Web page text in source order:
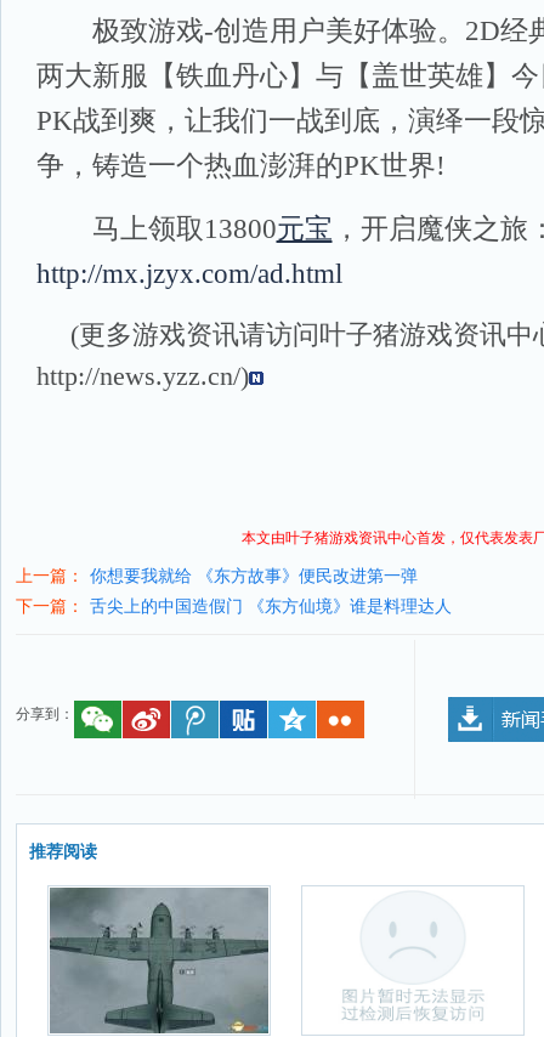
极致游戏-创造用户美好体验。2D经
两大新服【铁血丹心】与【盖世英雄】
PK战到爽，让我们一战到底，演绎一段
争，铸造一个热血澎湃的PK世界!
马上领取13800元宝 ，开启魔侠之旅
http://mx.jzyx.com/ad.html
(更多游戏资讯请访问叶子猪游戏资讯中
http://news.yzz.cn/)
本文由叶子猪游戏资讯中心首发，仅代表发表
上一篇：
你想要我就给 《东方故事》便民改进第一弹
下一篇：
舌尖上的中国造假门 《东方仙境》谁是料理达人
分享到：
推荐阅读